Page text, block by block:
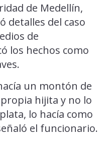
de Medellín,
detalles del caso
de
los hechos como
un montón de
hijita y no lo
lo hacía como
el funcionario.